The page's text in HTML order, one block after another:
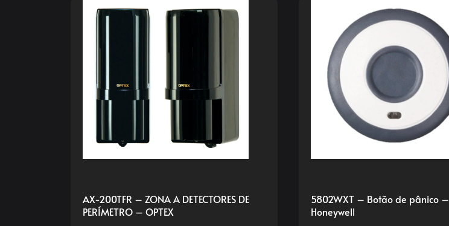
AX-200TFR – ZONA A DETECTORES DE
PERÍMETRO – OPTEX
5802WXT – Botão de pânico –
Honeywell